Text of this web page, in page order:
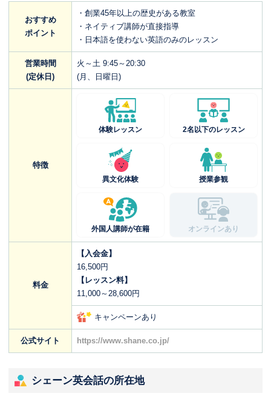
おすすめ
ポイント
・創業45年以上の歴史がある教室
・ネイティブ講師が直接指導
・日本語を使わない英語のみのレッスン
営業時間
(定休日)
火～土 9:45～20:30
(月、日曜日)
特徴
体験レッスン 2名以下のレッスン
異文化体験 授業参観
外国人講師が在籍 オンラインあり
料金
【入会金】
16,500円
【レッスン料】
11,000～28,600円
キャンペーンあり
公式サイト https://www.shane.co.jp/
シェーン英会話の所在地